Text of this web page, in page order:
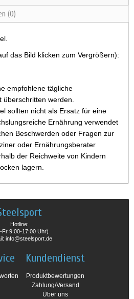
(0)
das Bild klicken zum Vergrößern):
empfohlene tägliche
überschritten werden.
sollten nicht als Ersatz für eine
Ernährung verwendet
Beschwerden oder Fragen zur
oder Ernährungsberater
der Reichweite von Kindern
lagern.
Hotline:
Fr 9:00-17:00 Uhr)
info@steelsport.de
Kundendienst
Produktbewertungen
Zahlung/Versand
Über uns